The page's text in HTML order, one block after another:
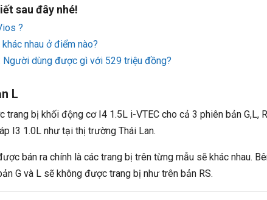
sau đây nhé!
?
nhau ở điểm nào?
Người dùng được gì với 529 triệu đồng?
L
bị khối động cơ I4 1.5L i-VTEC cho cả 3 phiên bản G,L,
I3 1.0L như tại thị trường Thái Lan.
bán ra chính là các trang bị trên từng mẫu sẽ khác nhau.
G và L sẽ không được trang bị như trên bản RS.